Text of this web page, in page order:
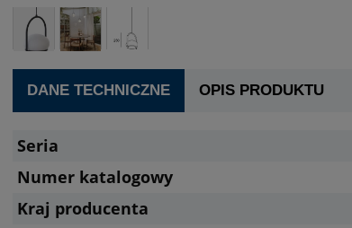
DANE TECHNICZNE OPIS PRODUKTU
Seria
Numer katalogowy
Kraj producenta